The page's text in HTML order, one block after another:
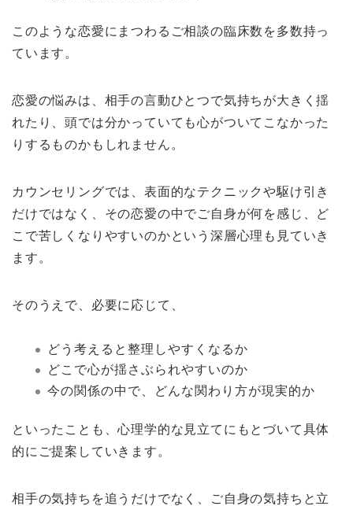
このような恋愛にまつわるご相談の臨床数を多数持っ
ています。
恋愛の悩みは、相手の言動ひとつで気持ちが大きく揺
れたり、頭では分かっていても心がついてこなかった
りするものかもしれません。
カウンセリングでは、表面的なテクニックや駆け引き
だけではなく、その恋愛の中でご自身が何を感じ、ど
こで苦しくなりやすいのかという深層心理も見ていき
ます。
そのうえで、必要に応じて、
どう考えると整理しやすくなるか
どこで心が揺さぶられやすいのか
今の関係の中で、どんな関わり方が現実的か
といったことも、心理学的な見立てにもとづいて具体
的にご提案していきます。
相手の気持ちを追うだけでなく、ご自身の気持ちと立